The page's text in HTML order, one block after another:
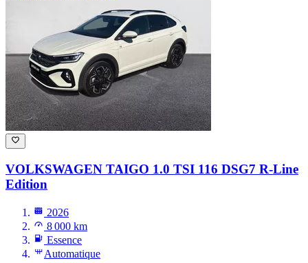
VOLKSWAGEN TAIGO 1.0 TSI 116 DSG7 R-Line
Edition
2026
8 000 km
Essence
Automatique